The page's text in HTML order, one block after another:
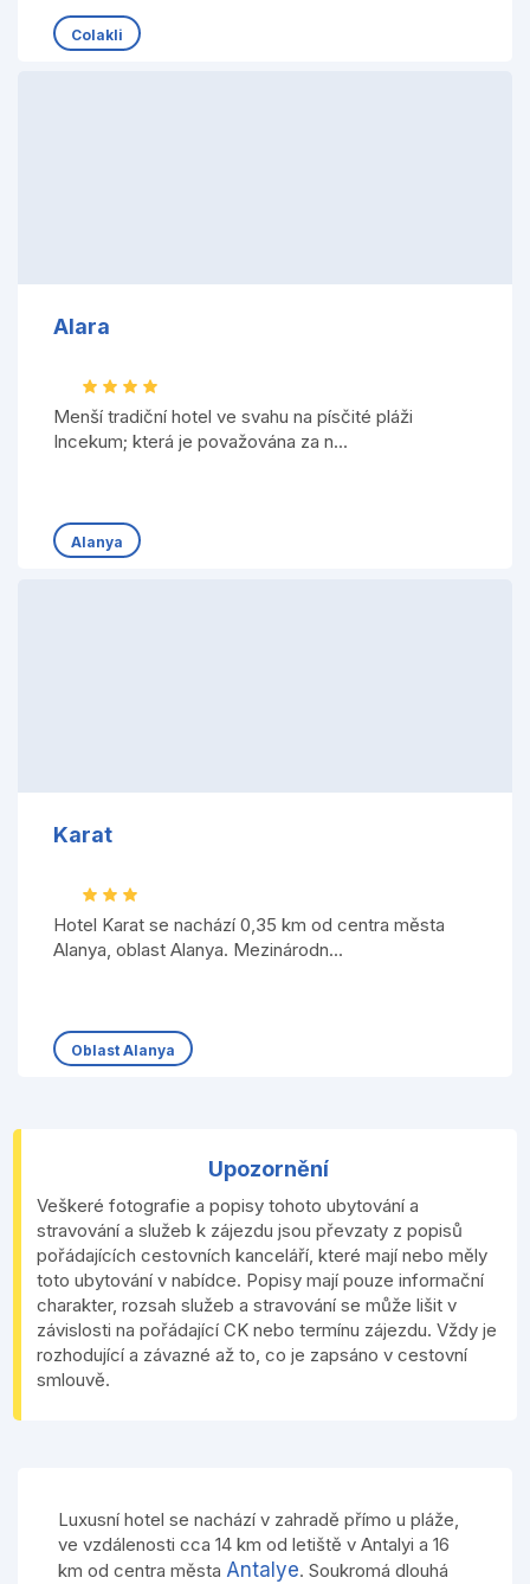
Colakli
Alara
Menší tradiční hotel ve svahu na písčité pláži
Incekum; která je považována za n...
Alanya
Karat
Hotel Karat se nachází 0,35 km od centra města
Alanya, oblast Alanya. Mezinárodn...
Oblast Alanya
Upozornění
Veškeré fotografie a popisy tohoto ubytování a
stravování a služeb k zájezdu jsou převzaty z popisů
pořádajících cestovních kanceláří, které mají nebo měly
toto ubytování v nabídce. Popisy mají pouze informační
charakter, rozsah služeb a stravování se může lišit v
závislosti na pořádající CK nebo termínu zájezdu. Vždy je
rozhodující a závazné až to, co je zapsáno v cestovní
smlouvě.
Luxusní hotel se nachází v zahradě přímo u pláže,
ve vzdálenosti cca 14 km od letiště v Antalyi a 16
km od centra města Antalye. Soukromá dlouhá